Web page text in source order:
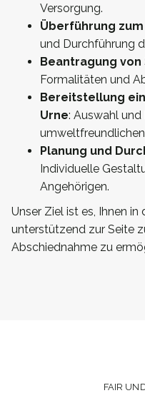
Versorgung.
Überführung
und Durchführung
Beantragung
Formalitäten und
Bereitstellung
Urne: Auswahl
umweltfreundlichen
Planung und
Individuelle
Angehörigen.
Unser Ziel ist es, Ihnen
unterstützend zur Seite
Abschiednahme zu
FAIR